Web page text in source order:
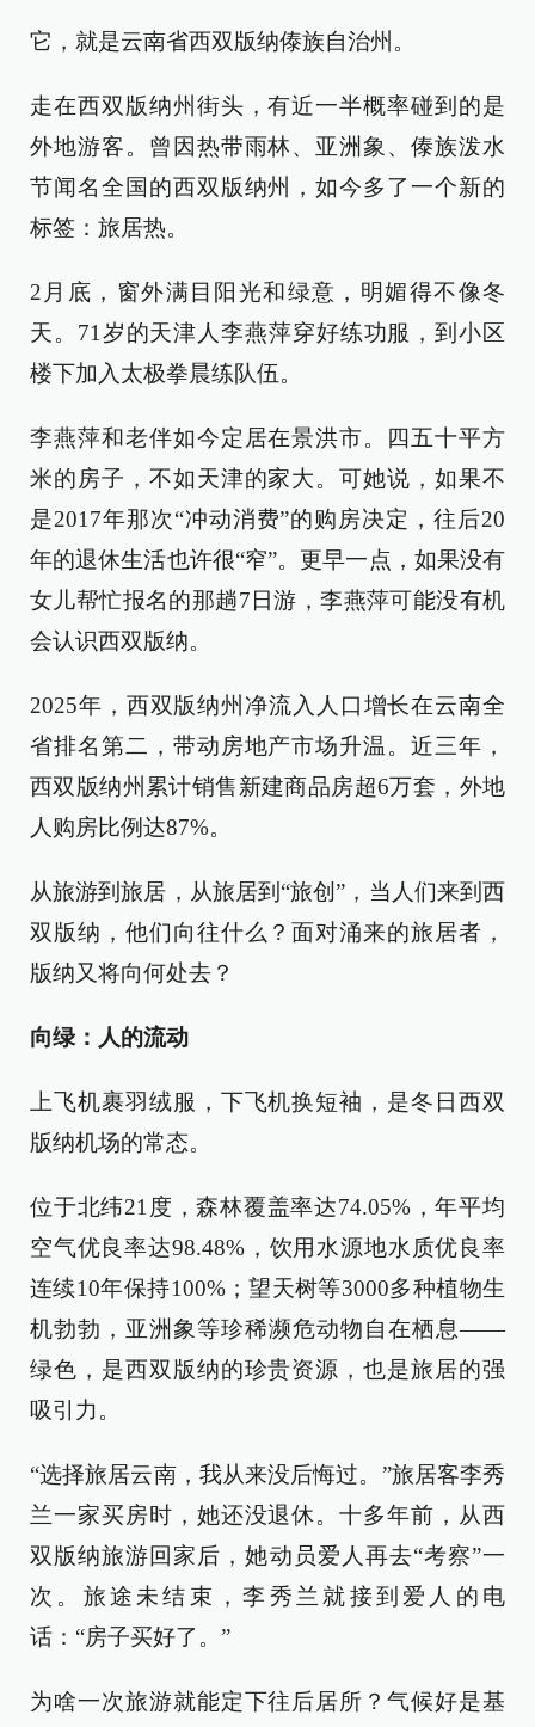
它，就是云南省西双版纳傣族自治州。
走在西双版纳州街头，有近一半概率碰到的是
外地游客。曾因热带雨林、亚洲象、傣族泼水
节闻名全国的西双版纳州，如今多了一个新的
标签：旅居热。
2月底，窗外满目阳光和绿意，明媚得不像冬
天。71岁的天津人李燕萍穿好练功服，到小区
楼下加入太极拳晨练队伍。
李燕萍和老伴如今定居在景洪市。四五十平方
米的房子，不如天津的家大。可她说，如果不
是2017年那次“冲动消费”的购房决定，往后20
年的退休生活也许很“窄”。更早一点，如果没有
女儿帮忙报名的那趟7日游，李燕萍可能没有机
会认识西双版纳。
2025年，西双版纳州净流入人口增长在云南全
省排名第二，带动房地产市场升温。近三年，
西双版纳州累计销售新建商品房超6万套，外地
人购房比例达87%。
从旅游到旅居，从旅居到“旅创”，当人们来到西
双版纳，他们向往什么？面对涌来的旅居者，
版纳又将向何处去？
向绿：人的流动
上飞机裹羽绒服，下飞机换短袖，是冬日西双
版纳机场的常态。
位于北纬21度，森林覆盖率达74.05%，年平均
空气优良率达98.48%，饮用水源地水质优良率
连续10年保持100%；望天树等3000多种植物生
机勃勃，亚洲象等珍稀濒危动物自在栖息——
绿色，是西双版纳的珍贵资源，也是旅居的强
吸引力。
“选择旅居云南，我从来没后悔过。”旅居客李秀
兰一家买房时，她还没退休。十多年前，从西
双版纳旅游回家后，她动员爱人再去“考察”一
次。旅途未结束，李秀兰就接到爱人的电
话：“房子买好了。”
为啥一次旅游就能定下往后居所？气候好是基